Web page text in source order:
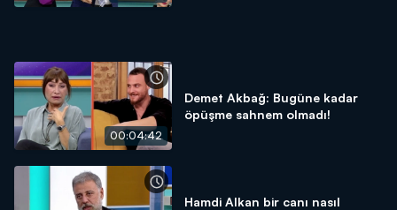
00:04:42
Demet Akbağ: Bugüne kadar
öpüşme sahnem olmadı!
Hamdi Alkan bir canı nasıl